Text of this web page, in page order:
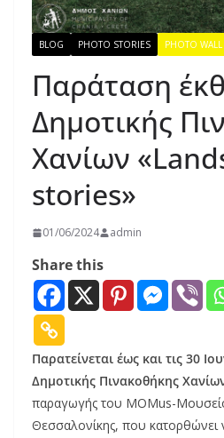
BLOG PHOTO STORIES PHOTO
Παράταση
Δημοτικής
Χανίων
stories»
01/06/2024 admin
Share this
Παρατείνεται έως και τις 30
Δημοτικής Πινακοθήκης
παραγωγής του MOMus-
Θεσσαλονίκης, που κατορθώνει